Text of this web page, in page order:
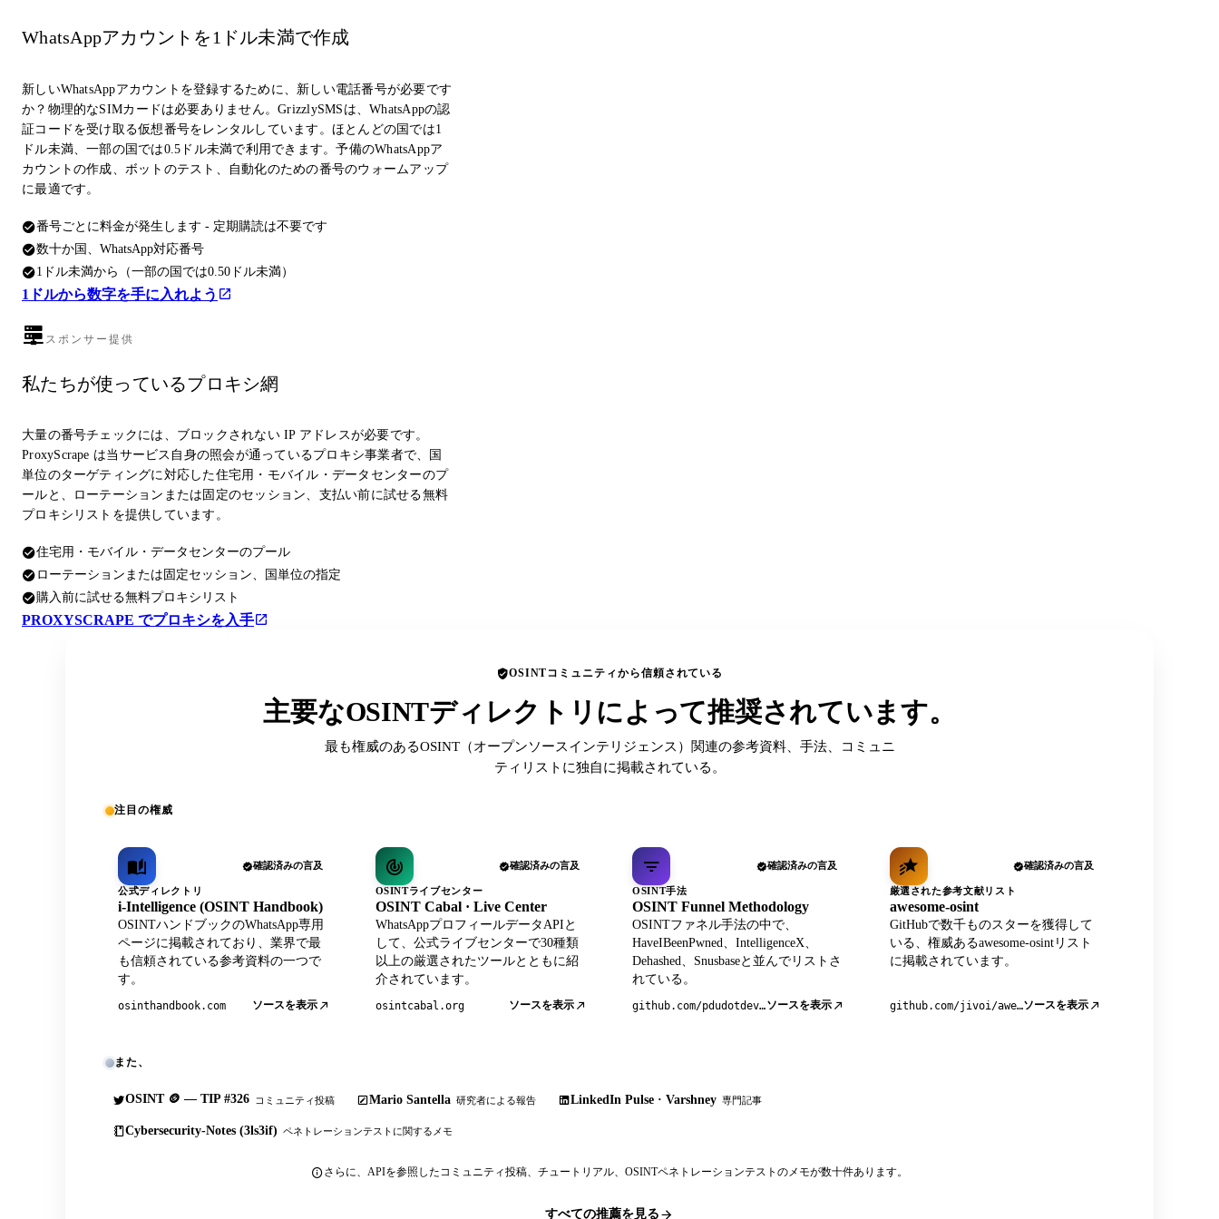
WhatsAppアカウントを1ドル未満で作成
新しいWhatsAppアカウントを登録するために、新しい電話番号が必要です
か？物理的なSIMカードは必要ありません。GrizzlySMSは、WhatsAppの認
証コードを受け取る仮想番号をレンタルしています。ほとんどの国では1
ドル未満、一部の国では0.5ドル未満で利用できます。予備のWhatsAppア
カウントの作成、ボットのテスト、自動化のための番号のウォームアップ
に最適です。
番号ごとに料金が発生します - 定期購読は不要です
数十か国、WhatsApp対応番号
1ドル未満から（一部の国では0.50ドル未満）
1ドルから数字を手に入れよう
スポンサー提供
私たちが使っているプロキシ網
大量の番号チェックには、ブロックされない IP アドレスが必要です。
ProxyScrape は当サービス自身の照会が通っているプロキシ事業者で、国
単位のターゲティングに対応した住宅用・モバイル・データセンターのプ
ールと、ローテーションまたは固定のセッション、支払い前に試せる無料
プロキシリストを提供しています。
住宅用・モバイル・データセンターのプール
ローテーションまたは固定セッション、国単位の指定
購入前に試せる無料プロキシリスト
PROXYSCRAPE でプロキシを入手
OSINTコミュニティから信頼されている
主要なOSINTディレクトリによって推奨されています。
最も権威のあるOSINT（オープンソースインテリジェンス）関連の参考資料、手法、コミュニ
ティリストに独自に掲載されている。
注目の権威
確認済みの言及
公式ディレクトリ
i-Intelligence (OSINT Handbook)
OSINTハンドブックのWhatsApp専用
ページに掲載されており、業界で最
も信頼されている参考資料の一つで
す。
osinthandbook.com ソースを表示
確認済みの言及
OSINTライブセンター
OSINT Cabal · Live Center
WhatsAppプロフィールデータAPIと
して、公式ライブセンターで30種類
以上の厳選されたツールとともに紹
介されています。
osintcabal.org ソースを表示
確認済みの言及
OSINT手法
OSINT Funnel Methodology
OSINTファネル手法の中で、
HaveIBeenPwned、IntelligenceX、
Dehashed、Snusbaseと並んでリストさ
れている。
github.com/pdudotdev/ofmソースを表示
確認済みの言及
厳選された参考文献リスト
awesome-osint
GitHubで数千ものスターを獲得して
いる、権威あるawesome-osintリスト
に掲載されています。
github.com/jivoi/awesome-osintソースを表示
また、
OSINT 🪙 — TIP #326 コミュニティ投稿 Mario Santella 研究者による報告 LinkedIn Pulse · Varshney 専門記事
Cybersecurity-Notes (3ls3if) ペネトレーションテストに関するメモ
さらに、APIを参照したコミュニティ投稿、チュートリアル、OSINTペネトレーションテストのメモが数十件あります。
すべての推薦を見る